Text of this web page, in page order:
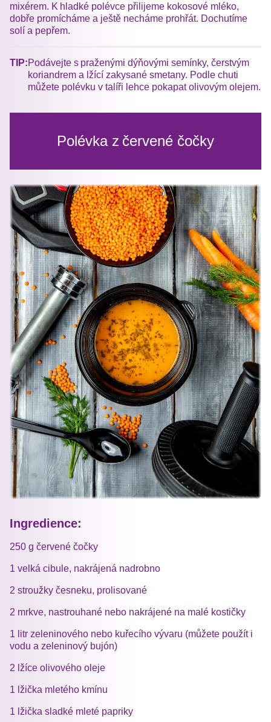
mixérem. K hladké polévce přilijeme kokosové mléko,
dobře promícháme a ještě necháme prohřát. Dochutíme
solí a pepřem.
TIP:Podávejte s praženými dýňovými semínky, čerstvým
koriandrem a lžící zakysané smetany. Podle chuti
můžete polévku v talíři lehce pokapat olivovým olejem.
Polévka z červené čočky
Ingredience:
250 g červené čočky
1 velká cibule, nakrájená nadrobno
2 stroužky česneku, prolisované
2 mrkve, nastrouhané nebo nakrájené na malé kostičky
1 litr zeleninového nebo kuřecího vývaru (můžete použít i
vodu a zeleninový bujón)
2 lžíce olivového oleje
1 lžička mletého kmínu
1 lžička sladké mleté papriky